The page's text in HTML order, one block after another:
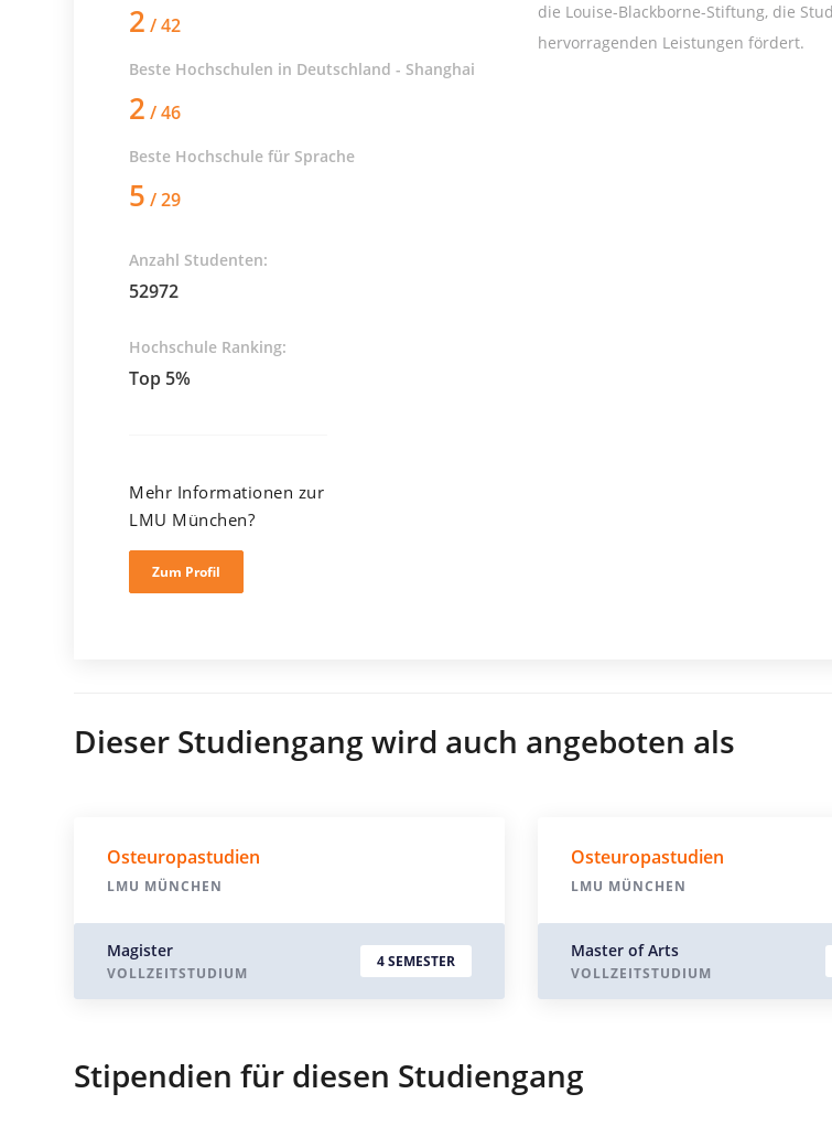
2 / 42
Beste Hochschulen in Deutschland - Shanghai
2 / 46
Beste Hochschule für Sprache
5 / 29
Anzahl Studenten:
52972
Hochschule Ranking:
Top 5%
die Louise-Blackborne-Stiftung, die
hervorragenden Leistungen fördert.
Mehr Informationen zur
LMU München?
Zum Profil
Dieser Studiengang wird auch angeboten als
Osteuropastudien
LMU MÜNCHEN
Magister
VOLLZEITSTUDIUM
4 SEMESTER
Osteuropastudien
LMU MÜNCHEN
Master of Arts
VOLLZEITSTUDIUM
Stipendien für diesen Studiengang